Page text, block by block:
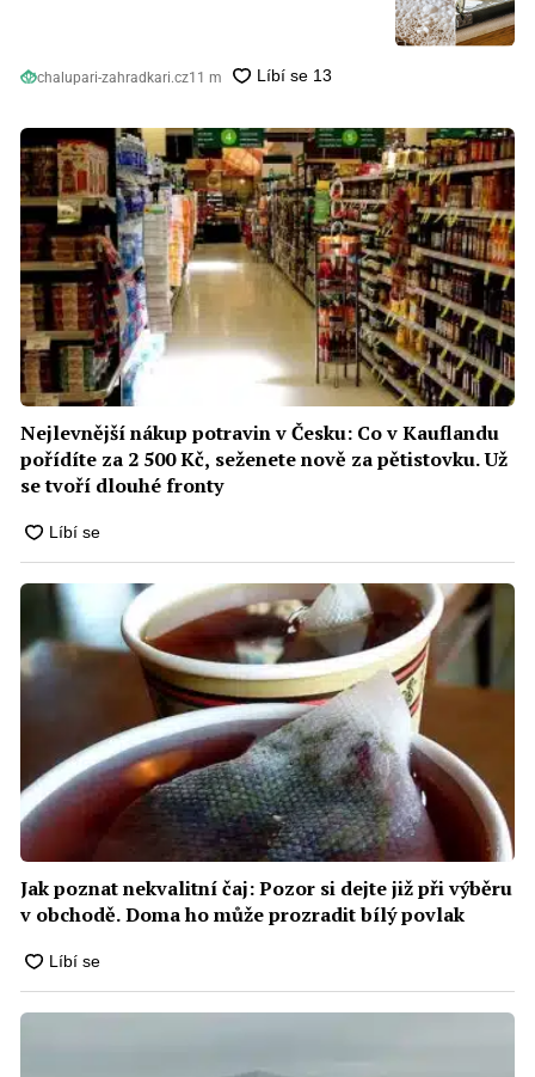
chalupari-zahradkari.cz11 m
Nejlevnější nákup potravin v Česku: Co v Kauflandu
pořídíte za 2 500 Kč, seženete nově za pětistovku. Už
se tvoří dlouhé fronty
Jak poznat nekvalitní čaj: Pozor si dejte již při výběru
v obchodě. Doma ho může prozradit bílý povlak